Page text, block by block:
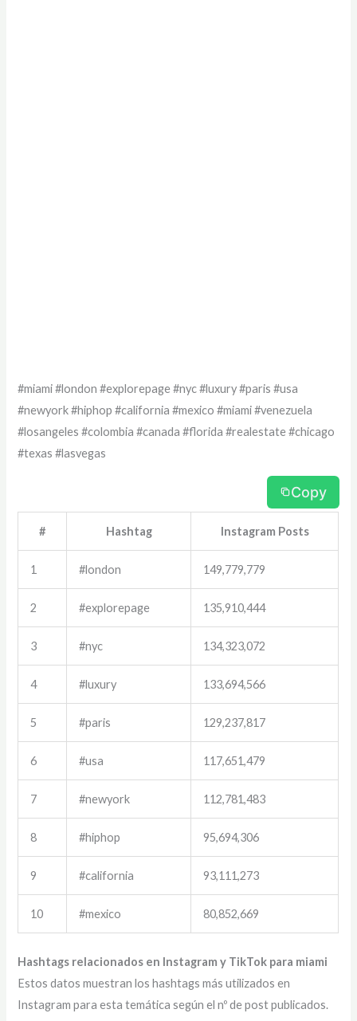
#miami #london #explorepage #nyc #luxury #paris #usa
#newyork #hiphop #california #mexico #miami #venezuela
#losangeles #colombia #canada #florida #realestate #chicago
#texas #lasvegas
Copy
# Hashtag Instagram Posts
1 #london 149,779,779
2 #explorepage 135,910,444
3 #nyc 134,323,072
4 #luxury 133,694,566
5 #paris 129,237,817
6 #usa 117,651,479
7 #newyork 112,781,483
8 #hiphop 95,694,306
9 #california 93,111,273
10 #mexico 80,852,669
Hashtags relacionados en Instagram y TikTok para miami
Estos datos muestran los hashtags más utilizados en
Instagram para esta temática según el nº de post publicados.